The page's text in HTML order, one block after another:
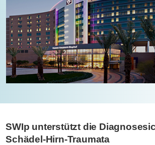
SWIp unterstützt die
Schädel-Hirn-Traumata